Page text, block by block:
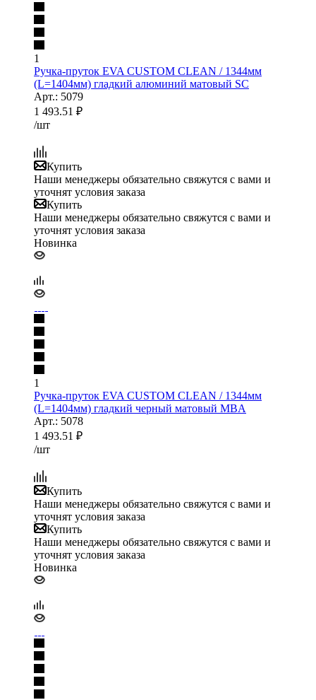
1
Ручка-пруток EVA CUSTOM CLEAN / 1344мм
(L=1404мм) гладкий алюминий матовый SC
Арт.: 5079
1 493.51 ₽
/шт
Купить
Наши менеджеры обязательно свяжутся с вами и
уточнят условия заказа
Купить
Наши менеджеры обязательно свяжутся с вами и
уточнят условия заказа
Новинка
1
Ручка-пруток EVA CUSTOM CLEAN / 1344мм
(L=1404мм) гладкий черный матовый MBA
Арт.: 5078
1 493.51 ₽
/шт
Купить
Наши менеджеры обязательно свяжутся с вами и
уточнят условия заказа
Купить
Наши менеджеры обязательно свяжутся с вами и
уточнят условия заказа
Новинка